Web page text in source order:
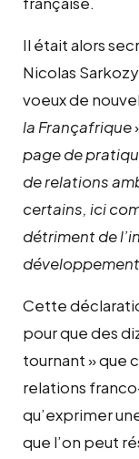
Il était alors
Nicolas
voeux de
la Françafrique
page de
de relations
certains, ici
détriment de
développement
Cette
pour que des
tournant » que
relations
qu’exprimer
que l’on peut